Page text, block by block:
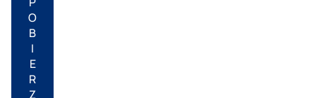
O
B
I
E
R
Z